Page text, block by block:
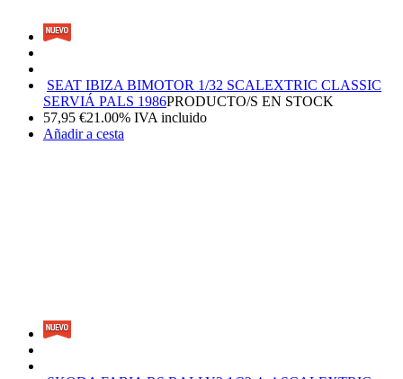
SEAT IBIZA BIMOTOR 1/32 SCALEXTRIC CLASSIC
SERVIÁ PALS 1986PRODUCTO/S EN STOCK
57,95 €21.00% IVA incluido
Añadir a cesta